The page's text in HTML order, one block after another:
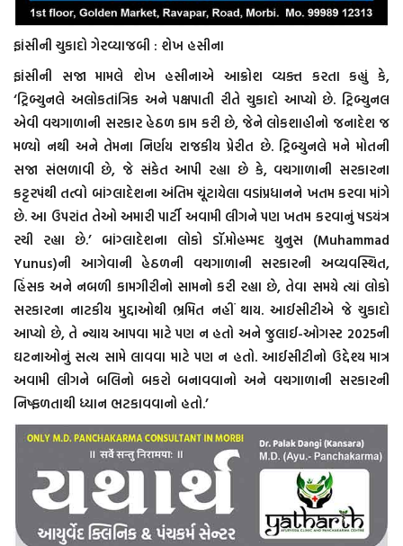
ફાંસીની ચુકાદો ગેરવ્યાજબી : શેખ હસીના
ફાંસીની સજા મામલે શેખ હસીનાએ આક્રોશ વ્યક્ત કરતા કહ્યું કે,
‘ટ્રિબ્યુનલે અલોકતાંત્રિક અને પક્ષપાતી રીતે ચુકાદો આપ્યો છે. ટ્રિબ્યુનલ
એવી વચગાળાની સરકાર હેઠળ કામ કરી છે, જેને લોકશાહીનો જનાદેશ જ
મળ્યો નથી અને તેમના નિર્ણય રાજકીય પ્રેરીત છે. ટ્રિબ્યુનલે મને મોતની
સજા સંભળાવી છે, જે સંકેત આપી રહ્યા છે કે, વચગાળાની સરકારના
કટ્ટરપંથી તત્વો બાંગ્લાદેશના અંતિમ ચૂંટાયેલા વડાંપ્રધાનને ખતમ કરવા માંગે
છે. આ ઉપરાંત તેઓ અમારી પાર્ટી અવામી લીગને પણ ખતમ કરવાનું ષડયંત્ર
રચી રહ્યા છે.’ બાંગ્લાદેશના લોકો ડૉ.મોહમ્મદ યુનુસ (Muhammad
Yunus)ની આગેવાની હેઠળની વચગાળાની સરકારની અવ્યવસ્થિત,
હિંસક અને નબળી કામગીરીનો સામનો કરી રહ્યા છે, તેવા સમયે ત્યાં લોકો
સરકારના નાટકીય મુદ્દાઓથી ભ્રમિત નહીં થાય. આઈસીટીએ જે ચુકાદો
આપ્યો છે, તે ન્યાય આપવા માટે પણ ન હતો અને જુલાઈ-ઓગસ્ટ 2025ની
ઘટનાઓનું સત્ય સામે લાવવા માટે પણ ન હતો. આઈસીટીનો ઉદ્દેશ્ય માત્ર
અવામી લીગને બલિનો બકરો બનાવવાનો અને વચગાળાની સરકારની
નિષ્ફળતાથી ધ્યાન ભટકાવવાનો હતો.’